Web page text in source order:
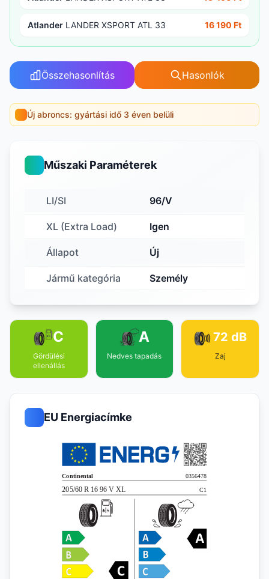
Atlander LANDER XSPORT ATL 33 16 190 Ft
Összehasonlítás Hasonlók
Új abroncs: gyártási idő 3 éven belüli
Műszaki Paraméterek
LI/SI 96/V
XL (Extra Load) Igen
Állapot Új
Jármű kategória Személy
C
Gördülési
ellenállás
A
Nedves tapadás
72 dB
Zaj
EU Energiacímke